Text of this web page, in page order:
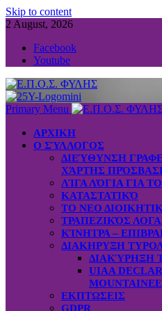
Skip to content
2 August, 2026
Facebook
Youtube
Primary Menu
ΑΡΧΙΚΗ
Ο ΣΎΛΛΟΓΟΣ
ΔΙΕΎΘΥΝΣΗ
ΧΆΡΤΗΣ
ΛΊΓΑ ΛΌΓΙΑ ΓΙΑ
ΚΑΤΑΣΤΑΤΙΚΌ
ΤΟ ΝΕΟ
ΤΡΑΠΕΖΙΚΌΣ
ΚΊΝΗΤΡΑ –
ΔΙΑΚΗΡΥΞΗ
ΔΙΑΚΎΡΗΞΗ
UIAA
ΕΚΠΤΩΣΕΙΣ
GDPR